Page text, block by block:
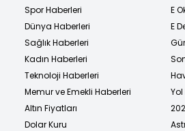
Spor Haberleri
Dünya Haberleri
Sağlık Haberleri
Kadın Haberleri
Teknoloji Haberleri
Memur ve Emekli Haberleri
Altın Fiyatları
Dolar Kuru
E
E